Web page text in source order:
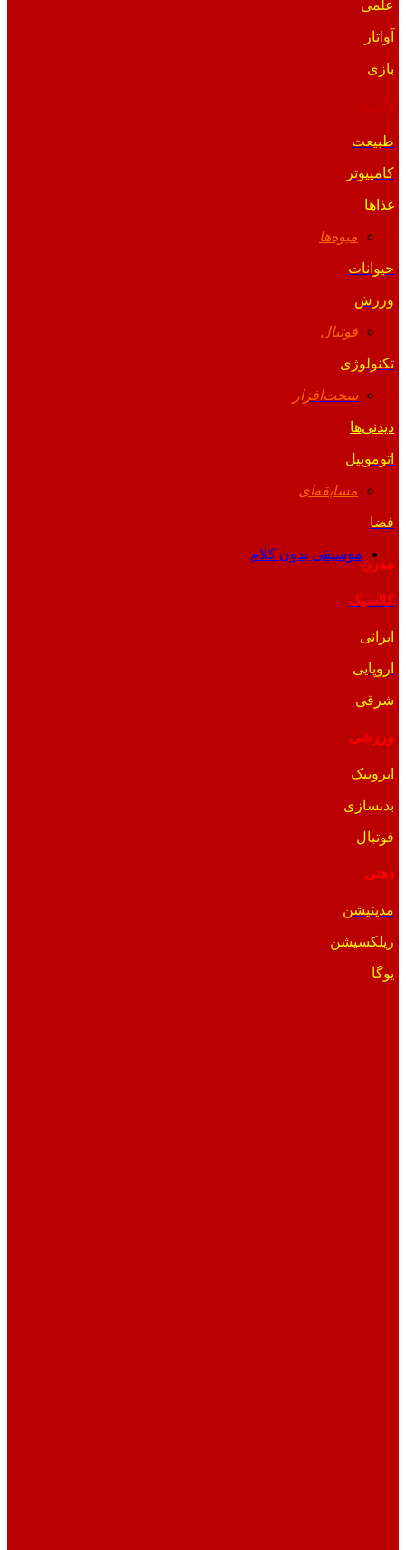
علمی
آواتار
بازی
طبیعت
کامپیوتر
غذاها
میوه‌ها
حیوانات
ورزش
فوتبال
تکنولوژی
سخت‌افزار
دیدنی‌ها
اتوموبیل
مسابقه‌ای
فضا
موسیقی بدون کلام
مدرن
کلاسیک
ایرانی
اروپایی
شرقی
ورزشی
ایروبیک
بدنسازی
فوتبال
ذهنی
مدیتیشن
ریلکسیشن
یوگا